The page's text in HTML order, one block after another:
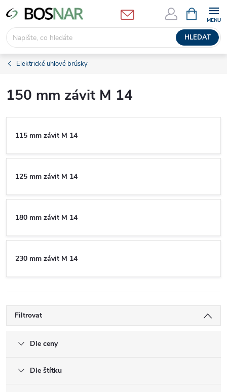
Přejít
na
obsah
HLEDAT
NÁKUPNÍ
KOŠÍK
Elektrické uhlové brúsky
150 mm závit M 14
115 mm závit M 14
125 mm závit M 14
180 mm závit M 14
230 mm závit M 14
Filtrovat
Dle ceny
Dle štítku